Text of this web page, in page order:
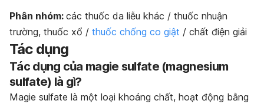
Phân nhóm: các thuốc da liễu khác / thuốc nhuận
trường, thuốc xổ / thuốc chống co giật / chất điện giải
Tác dụng
Tác dụng của magie sulfate (magnesium
sulfate) là gì?
Magie sulfate là một loại khoáng chất, hoạt động bằng